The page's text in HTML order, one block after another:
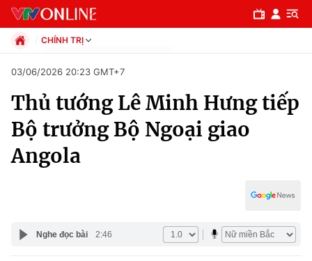
Chuyên mục
Chính trị
CHÍNH TRỊ
Xã hội
Pháp luật
Thể thao
Truyền hình
Văn hóa - Giải trí
Giáo dục
03/06/2026 20:23 GMT+7
Thủ tướng Lê Minh Hưng tiếp
Bộ trưởng Bộ Ngoại giao
Angola
Nghe đọc bài 2:46